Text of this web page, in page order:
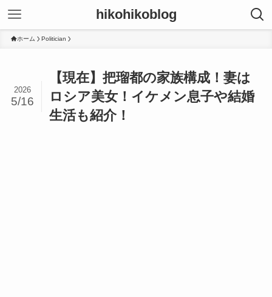
hikohikoblog
ホーム Politician
【現在】把瑠都の家族構成！妻は
ロシア美女！イケメン息子や結婚
生活も紹介！
2026
5/16